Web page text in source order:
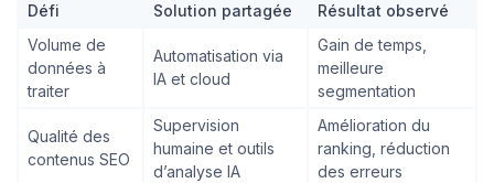
Défi Solution partagée
Résultat observé
Volume de
données à
traiter
Automatisation via
IA et cloud
Gain de temps,
meilleure
segmentation
Qualité des
contenus SEO
Supervision
humaine et outils
d’analyse IA
Amélioration du
ranking, réduction
des erreurs